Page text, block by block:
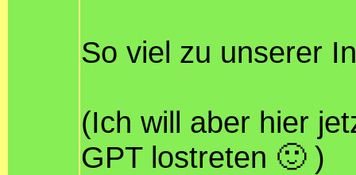
So viel zu unserer
(Ich will aber hier
GPT lostreten 🙂 )